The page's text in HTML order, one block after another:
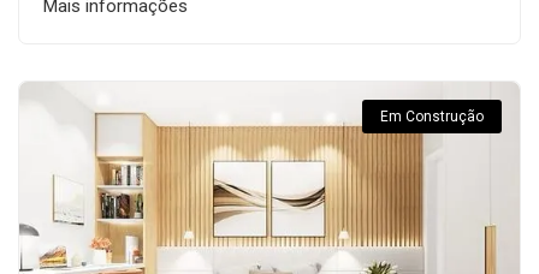
Mais informações
Em Construção